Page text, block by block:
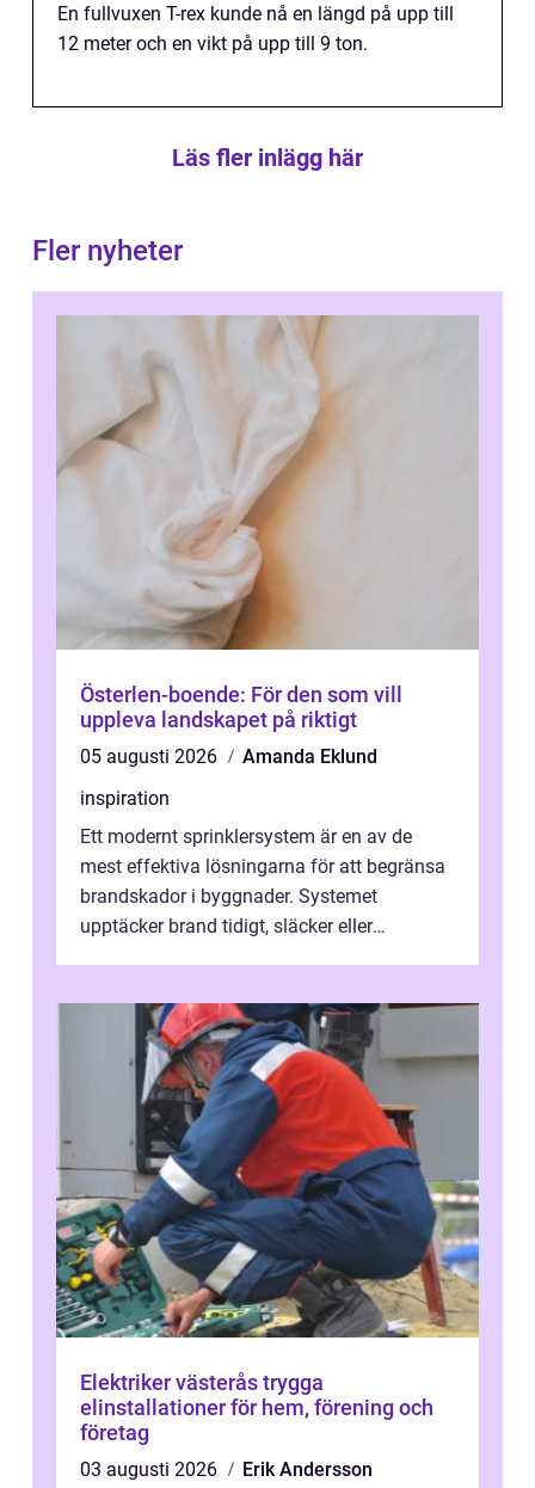
En fullvuxen T-rex kunde nå en längd på upp till
12 meter och en vikt på upp till 9 ton.
Läs fler inlägg här
Fler nyheter
Österlen-boende: För den som vill
uppleva landskapet på riktigt
05 augusti 2026
Amanda Eklund
inspiration
Ett modernt sprinklersystem är en av de
mest effektiva lösningarna för att begränsa
brandskador i byggnader. Systemet
upptäcker brand tidigt, släcker eller
Elektriker västerås trygga
elinstallationer för hem, förening och
företag
03 augusti 2026
Erik Andersson